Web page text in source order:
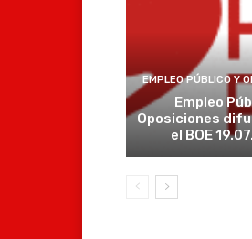
EMPLEO PÚBLICO Y
Empleo
Oposiciones
el BOE